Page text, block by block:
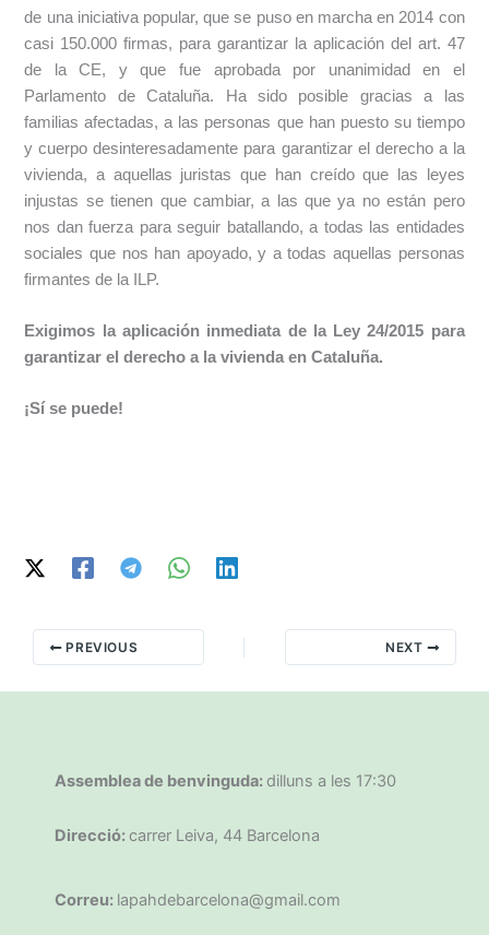
de una iniciativa popular, que se puso en marcha en 2014 con
casi 150.000 firmas, para garantizar la aplicación del art. 47
de la CE, y que fue aprobada por unanimidad en el
Parlamento de Cataluña. Ha sido posible gracias a las
familias afectadas, a las personas que han puesto su tiempo
y cuerpo desinteresadamente para garantizar el derecho a la
vivienda, a aquellas juristas que han creído que las leyes
injustas se tienen que cambiar, a las que ya no están pero
nos dan fuerza para seguir batallando, a todas las entidades
sociales que nos han apoyado, y a todas aquellas personas
firmantes de la ILP.
Exigimos la aplicación inmediata de la Ley 24/2015 para
garantizar el derecho a la vivienda en Cataluña.
¡Sí se puede!
PREVIOUS NEXT
Assemblea de benvinguda: dilluns a les 17:30
Direcció: carrer Leiva, 44 Barcelona
Correu: lapahdebarcelona@gmail.com